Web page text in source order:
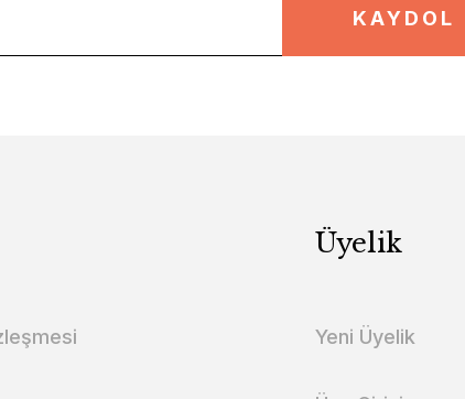
KAYDOL
Üyelik
Yeni Üyelik